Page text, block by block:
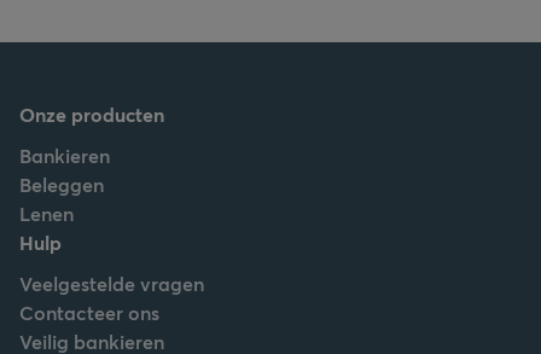
Onze producten
Bankieren
Beleggen
Lenen
Hulp
Veelgestelde vragen
Contacteer ons
Veilig bankieren